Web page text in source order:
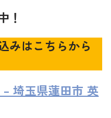
！
みはこちらから
埼玉県蓮田市 英